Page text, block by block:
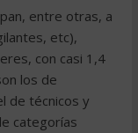
entre otras, a
etc),
con casi 1,4
los de
de técnicos y
categorías